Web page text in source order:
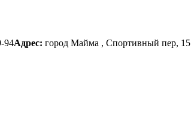
94Адрес: город Майма , Спортивный пер, 15